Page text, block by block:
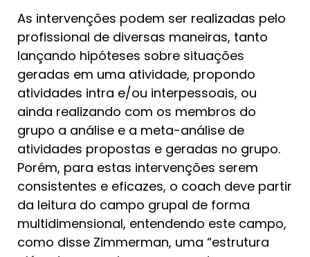
As intervenções podem ser realizadas pelo
profissional de diversas maneiras, tanto
lançando hipóteses sobre situações
geradas em uma atividade, propondo
atividades intra e/ou interpessoais, ou
ainda realizando com os membros do
grupo a análise e a meta-análise de
atividades propostas e geradas no grupo.
Porém, para estas intervenções serem
consistentes e eficazes, o coach deve partir
da leitura do campo grupal de forma
multidimensional, entendendo este campo,
como disse Zimmerman, uma “estrutura